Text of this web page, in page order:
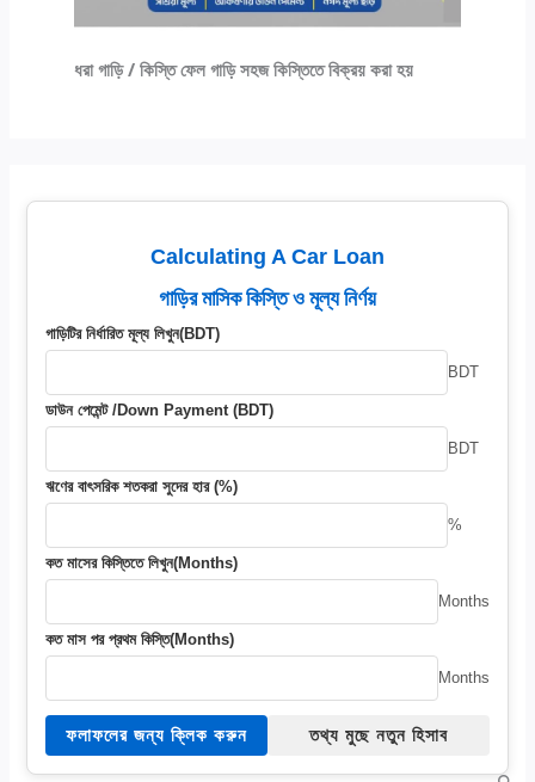
ধরা গাড়ি / কিস্তি ফেল গাড়ি সহজ কিস্তিতে বিক্রয় করা হয়
Calculating A Car Loan
গাড়ির মাসিক কিস্তি ও মূল্য নির্ণয়
গাড়িটির নির্ধারিত মূল্য লিখুন(BDT)
BDT
ডাউন পেমেন্ট /Down Payment (BDT)
BDT
ঋণের বাৎসরিক শতকরা সুদের হার (%)
%
কত মাসের কিস্তিতে লিখুন(Months)
Months
কত মাস পর প্রথম কিস্তি(Months)
Months
ফলাফলের জন্য ক্লিক করুন তথ্য মুছে নতুন হিসাব